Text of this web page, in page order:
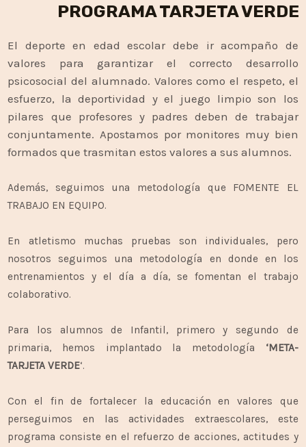
PROGRAMA TARJETA VERDE
El deporte en edad escolar debe ir acompaño de
valores para garantizar el correcto desarrollo
psicosocial del alumnado. Valores como el respeto, el
esfuerzo, la deportividad y el juego limpio son los
pilares que profesores y padres deben de trabajar
conjuntamente. Apostamos por monitores muy bien
formados que trasmitan estos valores a sus alumnos.
Además, seguimos una metodología que FOMENTE EL
TRABAJO EN EQUIPO.
En atletismo muchas pruebas son individuales, pero
nosotros seguimos una metodología en donde en los
entrenamientos y el día a día, se fomentan el trabajo
colaborativo.
Para los alumnos de Infantil, primero y segundo de
primaria, hemos implantado la metodología ‘META-
TARJETA VERDE‘.
Con el fin de fortalecer la educación en valores que
perseguimos en las actividades extraescolares, este
programa consiste en el refuerzo de acciones, actitudes y